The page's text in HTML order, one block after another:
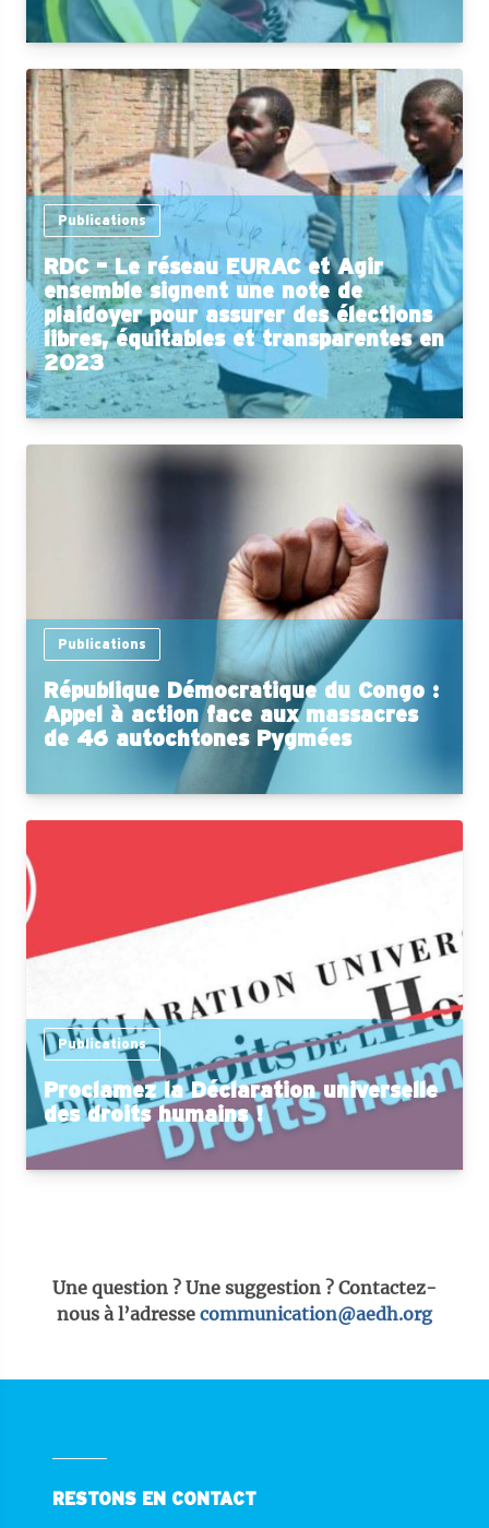
Publications
RDC – Le réseau EURAC et Agir
ensemble signent une note de
plaidoyer pour assurer des élections
libres, équitables et transparentes en
2023
Publications
République Démocratique du Congo :
Appel à action face aux massacres
de 46 autochtones Pygmées
Publications
Proclamez la Déclaration universelle
des droits humains !
Une question ? Une suggestion ? Contactez-
nous à l’adresse communication@aedh.org
RESTONS EN CONTACT